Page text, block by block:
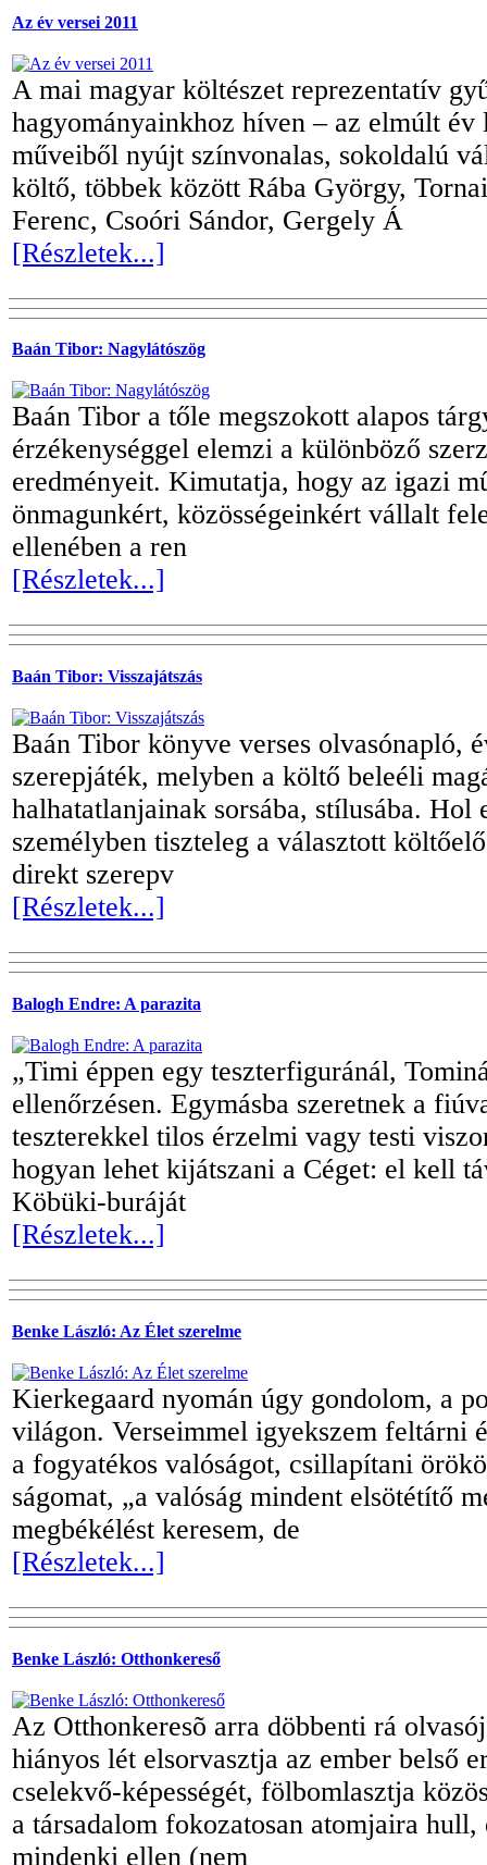
Az év versei 2011
A mai magyar költészet reprezentatív
hagyományainkhoz híven – az elmúlt
műveiből nyújt színvonalas, sokoldalú
költő, többek között Rába György,
Ferenc, Csoóri Sándor, Gergely Á
[Részletek...]
Baán Tibor: Nagylátószög
Baán Tibor a tőle megszokott alapos
érzékenységgel elemzi a különböző
eredményeit. Kimutatja, hogy az igazi
önmagunkért, közösségeinkért vállalt
ellenében a ren
[Részletek...]
Baán Tibor: Visszajátszás
Baán Tibor könyve verses olvasónapló,
szerepjáték, melyben a költő beleéli
halhatatlanjainak sorsába, stílusába. Hol
személyben tiszteleg a választott
direkt szerepv
[Részletek...]
Balogh Endre: A parazita
„Timi éppen egy teszterfiguránál,
ellenőrzésen. Egymásba szeretnek a
teszterekkel tilos érzelmi vagy testi
hogyan lehet kijátszani a Céget: el kell
Köbüki-buráját
[Részletek...]
Benke László: Az Élet szerelme
Kierkegaard nyomán úgy gondolom, a
világon. Verseimmel igyekszem feltárni
a fogyatékos valóságot, csillapítani
ságomat, „a valóság mindent elsötétítő
megbékélést keresem, de
[Részletek...]
Benke László: Otthonkereső
Az Otthonkeresõ arra döbbenti rá
hiányos lét elsorvasztja az ember belső
cselekvő-képességét, fölbomlasztja
a társadalom fokozatosan atomjaira hull,
mindenki ellen (nem